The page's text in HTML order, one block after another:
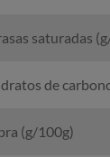
saturadas
de
(g/100g)